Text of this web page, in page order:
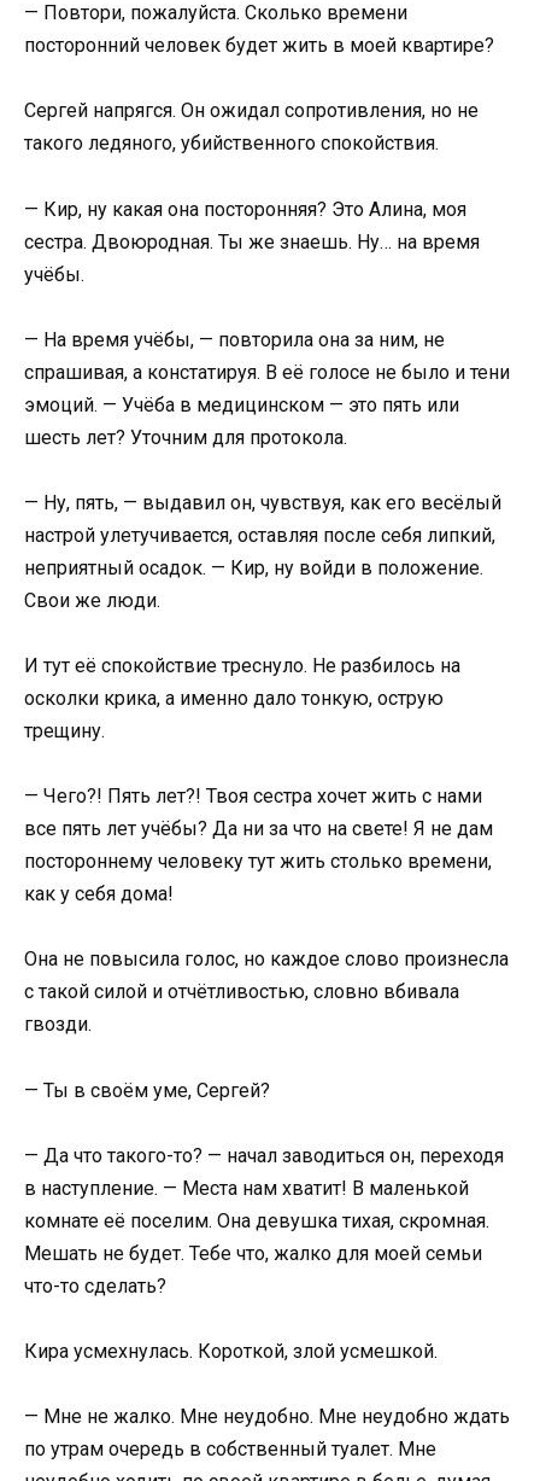
— Повтори, пожалуйста. Сколько времени
посторонний человек будет жить в моей квартире?
Сергей напрягся. Он ожидал сопротивления, но не
такого ледяного, убийственного спокойствия.
— Кир, ну какая она посторонняя? Это Алина, моя
сестра. Двоюродная. Ты же знаешь. Ну… на время
учёбы.
— На время учёбы, — повторила она за ним, не
спрашивая, а констатируя. В её голосе не было и тени
эмоций. — Учёба в медицинском — это пять или
шесть лет? Уточним для протокола.
— Ну, пять, — выдавил он, чувствуя, как его весёлый
настрой улетучивается, оставляя после себя липкий,
неприятный осадок. — Кир, ну войди в положение.
Свои же люди.
И тут её спокойствие треснуло. Не разбилось на
осколки крика, а именно дало тонкую, острую
трещину.
— Чего?! Пять лет?! Твоя сестра хочет жить с нами
все пять лет учёбы? Да ни за что на свете! Я не дам
постороннему человеку тут жить столько времени,
как у себя дома!
Она не повысила голос, но каждое слово произнесла
с такой силой и отчётливостью, словно вбивала
гвозди.
— Ты в своём уме, Сергей?
— Да что такого-то? — начал заводиться он, переходя
в наступление. — Места нам хватит! В маленькой
комнате её поселим. Она девушка тихая, скромная.
Мешать не будет. Тебе что, жалко для моей семьи
что-то сделать?
Кира усмехнулась. Короткой, злой усмешкой.
— Мне не жалко. Мне неудобно. Мне неудобно ждать
по утрам очередь в собственный туалет. Мне